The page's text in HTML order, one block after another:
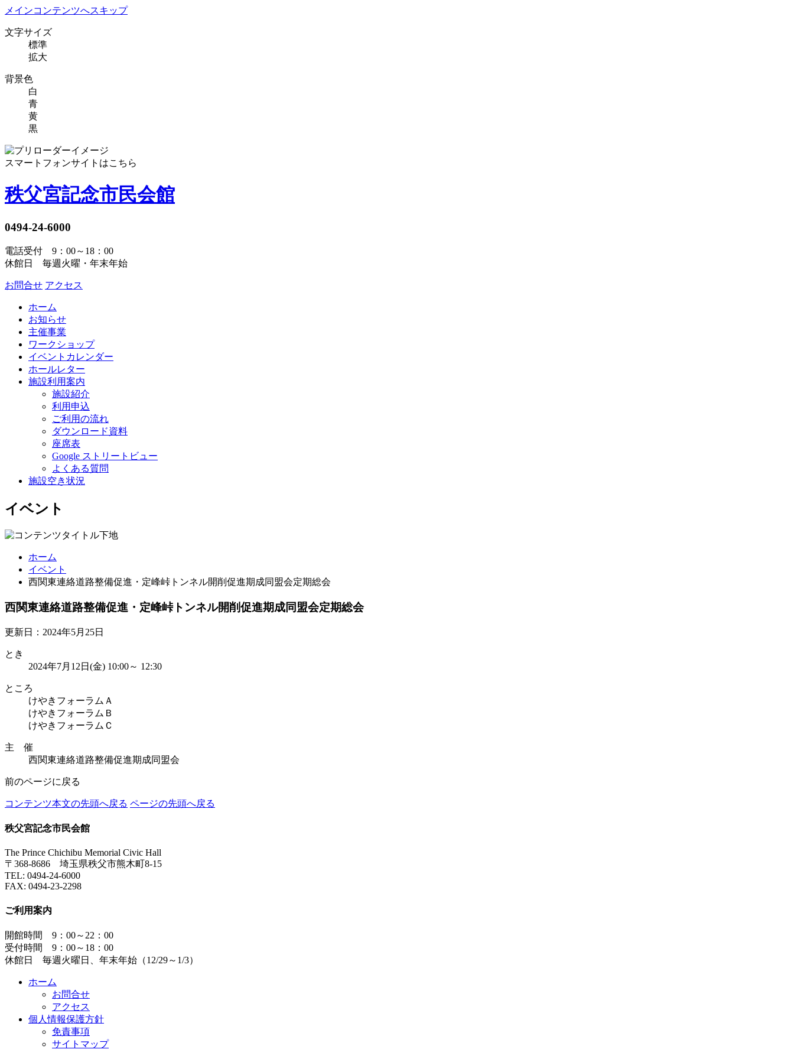
メインコンテンツへスキップ
文字サイズ
標準
拡大
背景色
白
青
黄
黒
スマートフォンサイトはこちら
秩父宮記念市民会館
0494-24-6000
電話受付 9：00～18：00
休館日 毎週火曜・年末年始
お問合せ アクセス
ホーム
お知らせ
主催事業
ワークショップ
イベントカレンダー
ホールレター
施設利用案内
施設紹介
利用申込
ご利用の流れ
ダウンロード資料
座席表
Google ストリートビュー
よくある質問
施設空き状況
イベント
ホーム
イベント
西関東連絡道路整備促進・定峰峠トンネル開削促進期成同盟会定期総会
西関東連絡道路整備促進・定峰峠トンネル開削促進期成同盟会定期総会
更新日：2024年5月25日
とき
2024年7月12日(金) 10:00～ 12:30
ところ
けやきフォーラムＡ
けやきフォーラムＢ
けやきフォーラムＣ
主 催
西関東連絡道路整備促進期成同盟会
前のページに戻る
コンテンツ本文の先頭へ戻る ページの先頭へ戻る
秩父宮記念市民会館
The Prince Chichibu Memorial Civic Hall
〒368-8686 埼玉県秩父市熊木町8-15
TEL: 0494-24-6000
FAX: 0494-23-2298
ご利用案内
開館時間 9：00～22：00
受付時間 9：00～18：00
休館日 毎週火曜日、年末年始（12/29～1/3）
ホーム
お問合せ
アクセス
個人情報保護方針
免責事項
サイトマップ